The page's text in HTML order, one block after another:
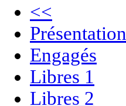
<<
Présentation
Engagés
Libres 1
Libres 2